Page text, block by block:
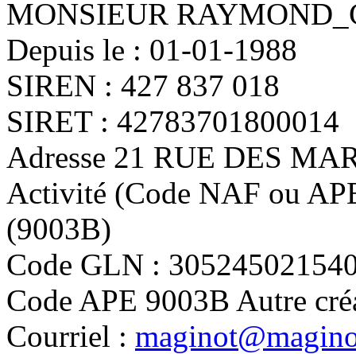
MONSIEUR
Depuis le : 01-01-1988
SIREN : 427 837 018
SIRET : 42783701800014
Adresse 21 RUE DES
Activité (Code NAF ou
(9003B)
Code GLN :
Code APE 9003B Autre
Courriel :